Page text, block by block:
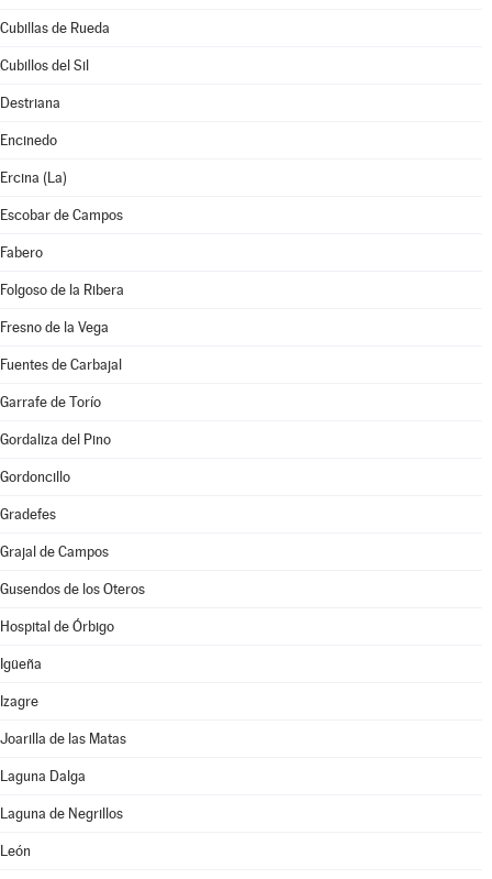
Cubillas de Rueda
Cubillos del Sil
Destriana
Encinedo
Ercina (La)
Escobar de Campos
Fabero
Folgoso de la Ribera
Fresno de la Vega
Fuentes de Carbajal
Garrafe de Torío
Gordaliza del Pino
Gordoncillo
Gradefes
Grajal de Campos
Gusendos de los Oteros
Hospital de Órbigo
Igüeña
Izagre
Joarilla de las Matas
Laguna Dalga
Laguna de Negrillos
León